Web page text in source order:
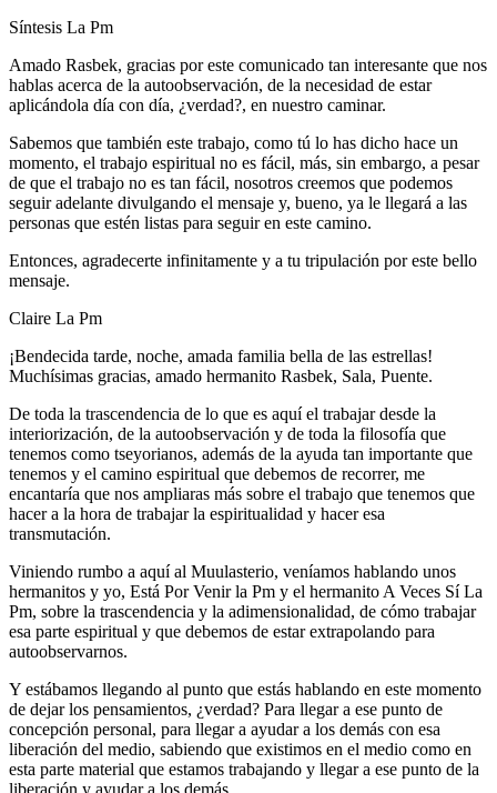
Síntesis La Pm
Amado Rasbek, gracias por este comunicado tan interesante que nos
hablas acerca de la autoobservación, de la necesidad de estar
aplicándola día con día, ¿verdad?, en nuestro caminar.
Sabemos que también este trabajo, como tú lo has dicho hace un
momento, el trabajo espiritual no es fácil, más, sin embargo, a pesar
de que el trabajo no es tan fácil, nosotros creemos que podemos
seguir adelante divulgando el mensaje y, bueno, ya le llegará a las
personas que estén listas para seguir en este camino.
Entonces, agradecerte infinitamente y a tu tripulación por este bello
mensaje.
Claire La Pm
¡Bendecida tarde, noche, amada familia bella de las estrellas!
Muchísimas gracias, amado hermanito Rasbek, Sala, Puente.
De toda la trascendencia de lo que es aquí el trabajar desde la
interiorización, de la autoobservación y de toda la filosofía que
tenemos como tseyorianos, además de la ayuda tan importante que
tenemos y el camino espiritual que debemos de recorrer, me
encantaría que nos ampliaras más sobre el trabajo que tenemos que
hacer a la hora de trabajar la espiritualidad y hacer esa
transmutación.
Viniendo rumbo a aquí al Muulasterio, veníamos hablando unos
hermanitos y yo, Está Por Venir la Pm y el hermanito A Veces Sí La
Pm, sobre la trascendencia y la adimensionalidad, de cómo trabajar
esa parte espiritual y que debemos de estar extrapolando para
autoobservarnos.
Y estábamos llegando al punto que estás hablando en este momento
de dejar los pensamientos, ¿verdad? Para llegar a ese punto de
concepción personal, para llegar a ayudar a los demás con esa
liberación del medio, sabiendo que existimos en el medio como en
esta parte material que estamos trabajando y llegar a ese punto de la
liberación y ayudar a los demás.